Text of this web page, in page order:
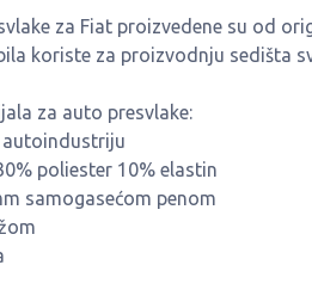
za Fiat proizvedene su od
koriste za proizvodnju sedišta
za auto presvlake:
autoindustriju
poliester 10% elastin
samogasećom penom